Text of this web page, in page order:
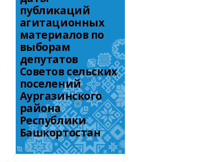
публикаций
агитационных
материалов по
выборам
депутатов
Советов сельских
поселений
Аургазинского
района
Республики
Башкортостан